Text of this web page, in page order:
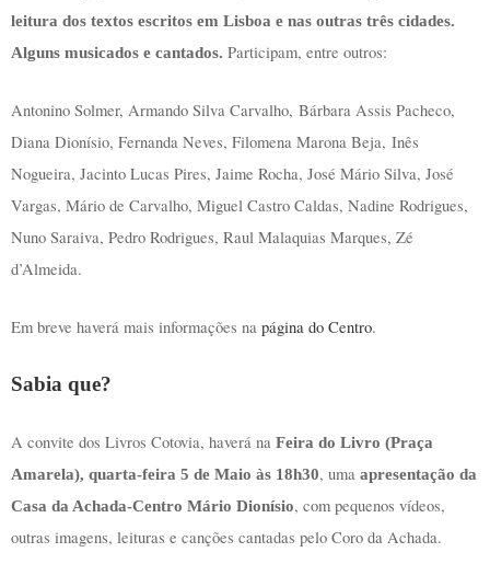
leitura dos textos escritos em Lisboa e nas outras três cidades.
Alguns musicados e cantados. Participam, entre outros:
Antonino Solmer, Armando Silva Carvalho, Bárbara Assis Pacheco,
Diana Dionísio, Fernanda Neves, Filomena Marona Beja, Inês
Nogueira, Jacinto Lucas Pires, Jaime Rocha, José Mário Silva, José
Vargas, Mário de Carvalho, Miguel Castro Caldas, Nadine Rodrigues,
Nuno Saraiva, Pedro Rodrigues, Raul Malaquias Marques, Zé
d’Almeida.
Em breve haverá mais informações na página do Centro.
Sabia que?
A convite dos Livros Cotovia, haverá na Feira do Livro (Praça
Amarela), quarta-feira 5 de Maio às 18h30, uma apresentação da
Casa da Achada-Centro Mário Dionísio, com pequenos vídeos,
outras imagens, leituras e canções cantadas pelo Coro da Achada.